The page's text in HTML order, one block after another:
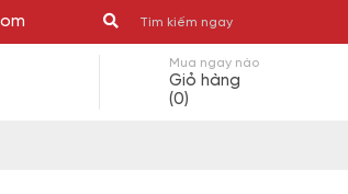
Mua ngay nào
Giỏ hàng
(0)